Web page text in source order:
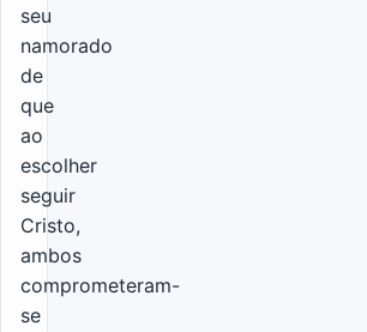
seu
namorado
de
que
ao
escolher
seguir
Cristo,
ambos
comprometeram-
se